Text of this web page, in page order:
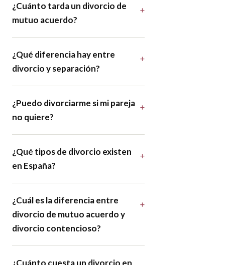
¿Cuánto tarda un divorcio de
mutuo acuerdo?
¿Qué diferencia hay entre
divorcio y separación?
¿Puedo divorciarme si mi pareja
no quiere?
¿Qué tipos de divorcio existen
en España?
¿Cuál es la diferencia entre
divorcio de mutuo acuerdo y
divorcio contencioso?
¿Cuánto cuesta un divorcio en